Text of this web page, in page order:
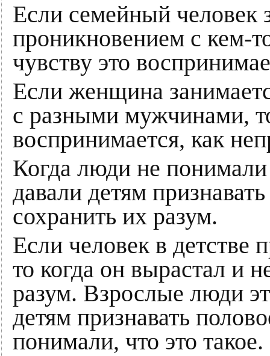
Если семейный человек
проникновением с кем-
чувству это
Если женщина
с разными мужчинами,
воспринимается, как
Когда люди не
давали детям
сохранить их разум.
Если человек в детстве
то когда он вырастал и
разум. Взрослые люди
детям признавать
понимали, что это такое.